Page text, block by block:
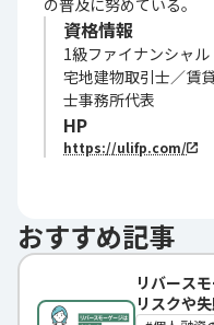
の普及に努めている。
資格情報
1級ファイナンシャ
宅地建物取引士／賃
士事務所代表
HP
https://ulifp.com/
おすすめ記事
リバース
リスクや